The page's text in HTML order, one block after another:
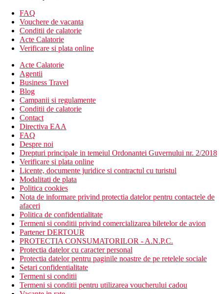
loc de joaca
camera de bagaje
WiFi
terasa
receptie 24/7
camera de jocuri
wellness & spa
hotelului
Descrierea plajei
plaja publica cu nisip si roci
Activitati sportive gratuite
piscina in aer liber
sala de fitness
tenis de masa
animatii pentru copii si adulti (in sezonul de vara)
Activitati sportive contra cost
Centru Spa: piscina interioara, sauna, baie de aburi
Masaje
Inchiriere de biciclete
Dieta
All Inclusive:
Restaurantul principal serveste toate mesele zilei cu
specific culinar international si local
Bar
FAQ
Vouchere de vacanta
Conditii de calatorie
Acte Calatorie
Verificare si plata online
Acte Calatorie
Agentii
Business Travel
Blog
Campanii si regulamente
Conditii de calatorie
Contact
Directiva EAA
FAQ
Despre noi
Drepturi principale in temeiul Ordonantei Guvernului nr. 2/2018
Verificare si plata online
Licente, documente juridice si contractul cu turistul
Modalitati de plata
Politica cookies
Nota de informare privind protectia datelor pentru contactele de
afaceri
Politica de confidentialitate
Termeni si conditii privind comercializarea biletelor de avion
Partener DERTOUR
PROTECTIA CONSUMATORILOR - A.N.P.C.
Protectia datelor cu caracter personal
Protectia datelor pentru paginile noastre de pe retelele sociale
Setari confidentialitate
Termeni si conditii
Termeni si conditii pentru utilizarea voucherului cadou